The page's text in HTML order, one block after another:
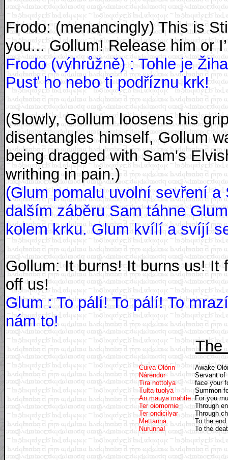
Frodo: (menancingly) This is
you... Gollum! Release him or
Frodo (výhrůžně) : Tohle je
Pusť ho nebo ti podříznu krk!
(Slowly, Gollum loosens his
disentangles himself, Gollum
being dragged with Sam's
writhing in pain.)
(Glum pomalu uvolní sevření
dalším záběru Sam táhne
kolem krku. Glum kvílí a svíjí
Gollum: It burns! It burns us! It
off us!
Glum : To pálí! To pálí! To
nám to!
The
Cuiva Olórin
Nárendur
Tira nottolya
Tulta tuolya
An mauya mahtie
Ter oiomornie
Ter ondicilyar
Mettanna.
Nurunna!
Awake
Servant
face your
Summon
For you
Through
Through
To the
To the